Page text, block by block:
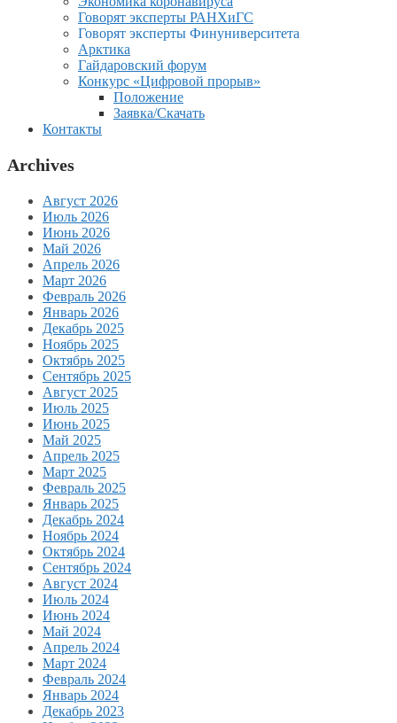
Говорят эксперты РАНХиГС
Говорят эксперты Финуниверситета
Арктика
Гайдаровский форум
Конкурс «Цифровой прорыв»
Положение
Заявка/Скачать
Контакты
Archives
Август 2026
Июль 2026
Июнь 2026
Май 2026
Апрель 2026
Март 2026
Февраль 2026
Январь 2026
Декабрь 2025
Ноябрь 2025
Октябрь 2025
Сентябрь 2025
Август 2025
Июль 2025
Июнь 2025
Май 2025
Апрель 2025
Март 2025
Февраль 2025
Январь 2025
Декабрь 2024
Ноябрь 2024
Октябрь 2024
Сентябрь 2024
Август 2024
Июль 2024
Июнь 2024
Май 2024
Апрель 2024
Март 2024
Февраль 2024
Январь 2024
Декабрь 2023